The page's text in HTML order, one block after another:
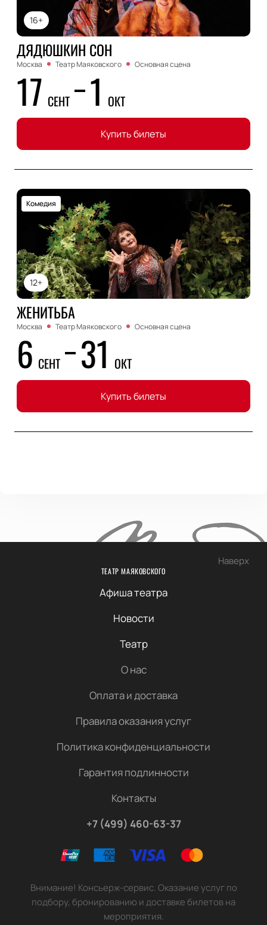
16+
ДЯДЮШКИН СОН
Москва Театр Маяковского Основная сцена
17 СЕНТ 1 ОКТ
Купить билеты
12+
Комедия
ЖЕНИТЬБА
Москва Театр Маяковского Основная сцена
6 СЕНТ 31 ОКТ
Купить билеты
Наверх
ТЕАТР МАЯКОВСКОГО
Афиша театра
Новости
Театр
О нас
Оплата и доставка
Правила оказания услуг
Политика конфиденциальности
Гарантия подлинности
Контакты
+7 (499) 460-63-37
Внимание! Консьерж-сервис. Оказание услуг по
подбору, бронированию и доставке билетов на
мероприятия.